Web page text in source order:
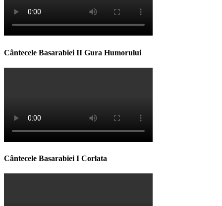
Cântecele Basarabiei II Gura Humorului
Cântecele Basarabiei I Corlata